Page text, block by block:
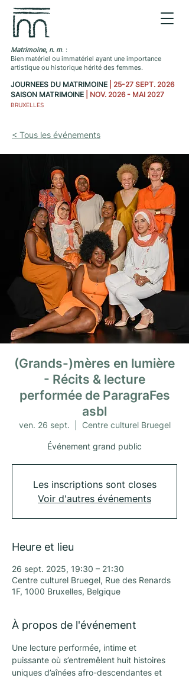
Matrimoine, n. m. :
Bien matériel ou immatériel ayant une importance
artistique ou historique hérité des femmes.
JOURNEES DU MATRIMOINE
| 25-27 SEPT. 2026
SAISON MATRIMOINE
| NOV. 2026 - MAI 2027
BRUXELLES
< Tous les événements
(Grands-)mères en lumière
- Récits & lecture
performée de ParagraFes
asbl
ven. 26 sept. Centre culturel Bruegel
Événement grand public
Les inscriptions sont closes
Voir d'autres événements
Heure et lieu
26 sept. 2025, 19:30 – 21:30
Centre culturel Bruegel, Rue des Renards
1F, 1000 Bruxelles, Belgique
À propos de l'événement
Une lecture performée, intime et
puissante où s’entremêlent huit histoires
uniques d’aînées afro-descendantes et